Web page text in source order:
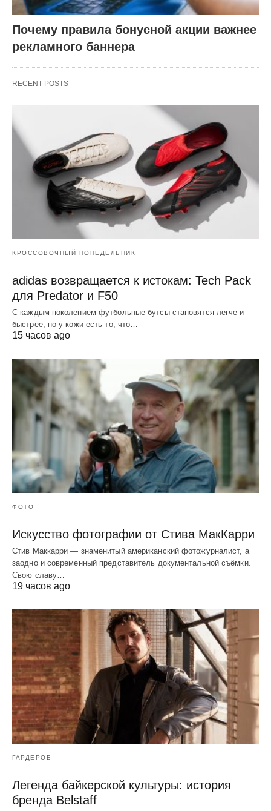
Почему правила бонусной акции важнее
рекламного баннера
RECENT POSTS
КРОССОВОЧНЫЙ ПОНЕДЕЛЬНИК
adidas возвращается к истокам: Tech Pack
для Predator и F50
С каждым поколением футбольные бутсы становятся легче и
быстрее, но у кожи есть то, что…
15 часов ago
ФОТО
Искусство фотографии от Стива МакКарри
Стив Маккарри — знаменитый американский фотожурналист, а
заодно и современный представитель документальной съёмки.
Свою славу…
19 часов ago
ГАРДЕРОБ
Легенда байкерской культуры: история
бренда Belstaff